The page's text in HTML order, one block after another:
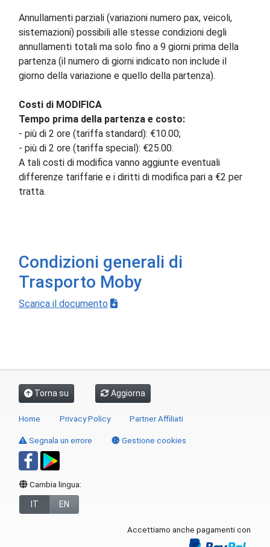
Annullamenti parziali (variazioni numero pax, veicoli,
sistemazioni) possibili alle stesse condizioni degli
annullamenti totali ma solo fino a 9 giorni prima della
partenza (il numero di giorni indicato non include il
giorno della variazione e quello della partenza).
Costi di MODIFICA
Tempo prima della partenza e costo:
- più di 2 ore (tariffa standard): €10.00;
- più di 2 ore (tariffa special): €25.00.
A tali costi di modifica vanno aggiunte eventuali
differenze tariffarie e i diritti di modifica pari a €2 per
tratta.
Condizioni generali di
Trasporto Moby
Scarica il documento
Torna su Aggiorna
Home Privacy Policy Partner Affiliati
Segnala un errore Gestione cookies
Cambia lingua:
IT EN
Accettiamo anche pagamenti con